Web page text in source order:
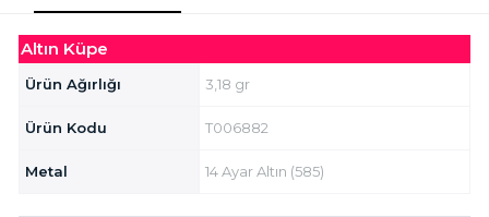
Altın Küpe
Ürün Ağırlığı 3,18 gr
Ürün Kodu T006882
Metal 14 Ayar Altın (585)